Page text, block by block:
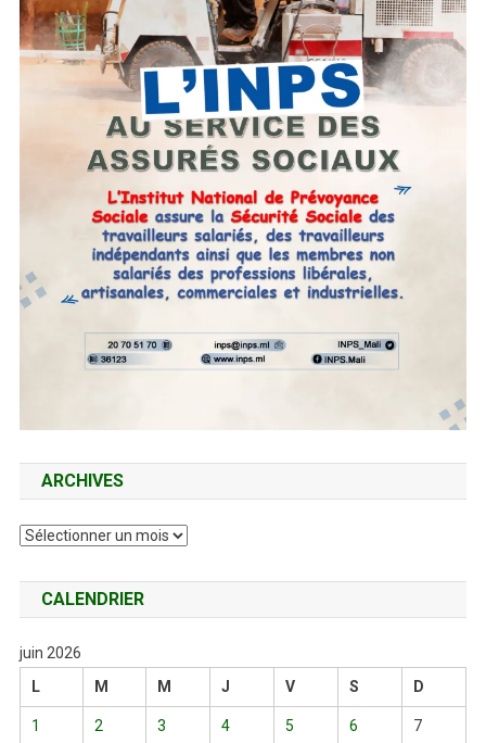
ARCHIVES
Archives
CALENDRIER
juin 2026
L
M M J V S D
1 2 3 4 5 6 7